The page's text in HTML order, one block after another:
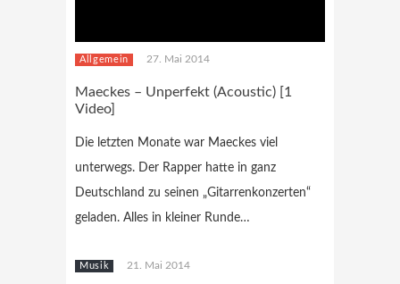
Allgemein 27. Mai 2014
Maeckes – Unperfekt (Acoustic) [1
Video]
Die letzten Monate war Maeckes viel
unterwegs. Der Rapper hatte in ganz
Deutschland zu seinen „Gitarrenkonzerten“
geladen. Alles in kleiner Runde…
Musik 21. Mai 2014